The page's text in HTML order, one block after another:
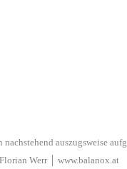
auszugsweise
Werr │ www.balanox.at